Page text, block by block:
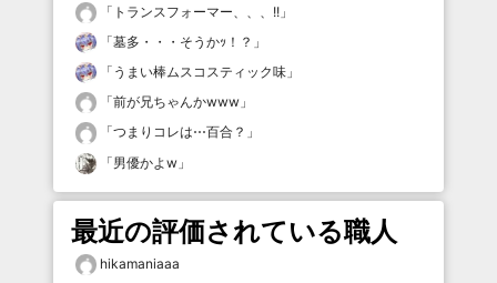
「 トランスフォーマー、、、!! 」
「墓多・・・そうかｯ！？ 」
「 うまい棒ムスコスティック味 」
「前が兄ちゃんかwww 」
「つまりコレは⋯百合？ 」
「男優かよw 」
最近の評価されている職人
hikamaniaaa